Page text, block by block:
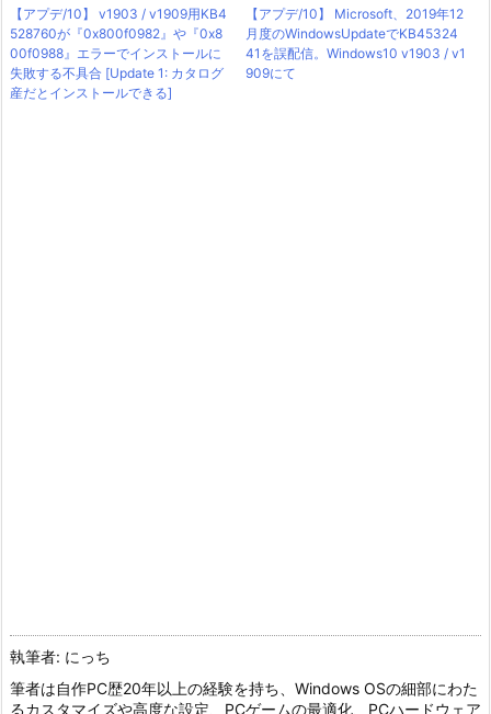
【アプデ/10】 v1903 / v1909用KB4
528760が『0x800f0982』や『0x8
00f0988』エラーでインストールに
失敗する不具合 [Update 1: カタログ
産だとインストールできる]
【アプデ/10】 Microsoft、2019年12
月度のWindowsUpdateでKB45324
41を誤配信。Windows10 v1903 / v1
909にて
執筆者: にっち
筆者は自作PC歴20年以上の経験を持ち、Windows OSの細部にわた
るカスタマイズや高度な設定、PCゲームの最適化、PCハードウェア